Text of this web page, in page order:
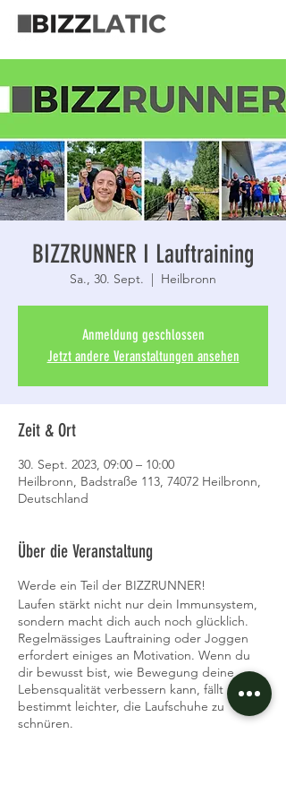
BIZZRUNNER I Lauftraining
Sa., 30. Sept.
  |
Heilbronn
Anmeldung geschlossen
Jetzt andere Veranstaltungen ansehen
Zeit & Ort
30. Sept. 2023, 09:00 – 10:00
Heilbronn, Badstraße 113, 74072 Heilbronn,
Deutschland
Über die Veranstaltung
Werde ein Teil der BIZZRUNNER!
Laufen stärkt nicht nur dein Immunsystem,
sondern macht dich auch noch glücklich.
Regelmässiges Lauftraining oder Joggen
erfordert einiges an Motivation. Wenn du
dir bewusst bist, wie Bewegung deine
Lebensqualität verbessern kann, fällt es dir
bestimmt leichter, die Laufschuhe zu
schnüren.